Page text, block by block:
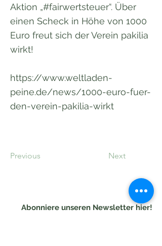
Aktion „#fairwertsteuer“. Über
einen Scheck in Höhe von 1000
Euro freut sich der Verein pakilia
wirkt!
https://www.weltladen-
peine.de/news/1000-euro-fuer-
den-verein-pakilia-wirkt
Previous Next
Abonniere unseren Newsletter hier!